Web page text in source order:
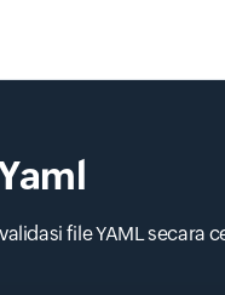
file YAML secara